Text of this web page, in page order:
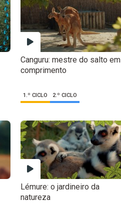
Canguru: mestre do salto em
comprimento
1.º CICLO 2.º CICLO
Lémure: o jardineiro da
natureza